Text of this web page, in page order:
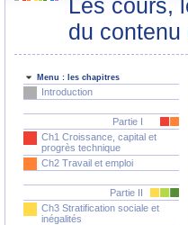
Les cours,
du
Menu : les chapitres
Introduction
Partie I
Ch1 Croissance, capital et
progrès technique
Ch2 Travail et emploi
Partie II
Ch3 Stratification sociale et
inégalités